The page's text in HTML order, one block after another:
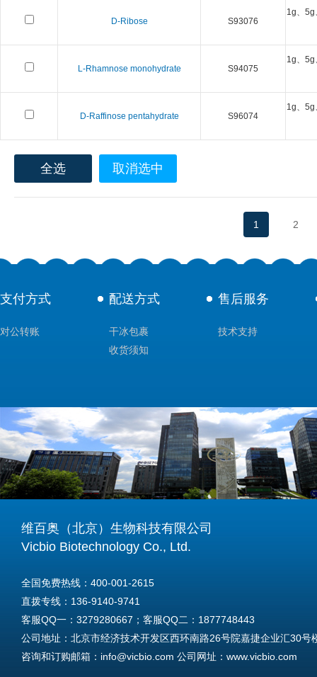
D-Ribose S93076
1g、
L-Rhamnose monohydrate S94075
1g、
D-Raffinose pentahydrate S96074
1g、
全选 取消选中
1 2
支付方式
对公转账
配送方式
干冰包裹
收货须知
售后服务
技术支持
维百奥（北京）生物科技有限公司
Vicbio Biotechnology Co., Ltd.
全国免费热线：400-001-2615
直拨专线：136-9140-9741
客服QQ一：3279280667；客服QQ二：1877748443
公司地址：北京市经济技术开发区西环南路26号院嘉捷企业汇30号
咨询和订购邮箱：info@vicbio.com 公司网址：www.vicbio.com